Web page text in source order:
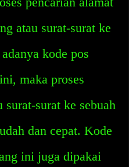
atau surat-surat ke
kode pos
maka proses
surat-surat ke sebuah
dan cepat. Kode
ini juga dipakai